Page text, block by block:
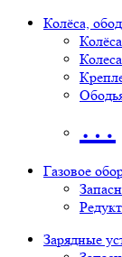
Колёса,
…
Газовое
Зарядные